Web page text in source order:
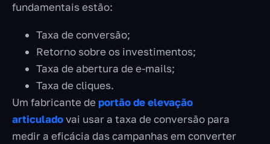
fundamentais estão:
Taxa de conversão;
Retorno sobre os investimentos;
Taxa de abertura de e-mails;
Taxa de cliques.
Um fabricante de portão de elevação
articuladovai usar a taxa de conversão para
medir a eficácia das campanhas em converter